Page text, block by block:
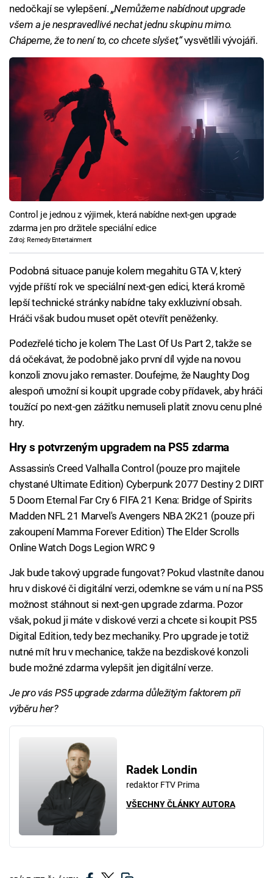
nedočkají se vylepšení. „Nemůžeme nabídnout upgrade
všem a je nespravedlivé nechat jednu skupinu mimo.
Chápeme, že to není to, co chcete slyšet,“vysvětlili vývojáři.
Control je jednou z výjimek, která nabídne next-gen upgrade
zdarma jen pro držitele speciální edice
Zdroj: Remedy Entertainment
Podobná situace panuje kolem megahitu GTA V, který
vyjde příští rok ve speciální next-gen edici, která kromě
lepší technické stránky nabídne taky exkluzivní obsah.
Hráči však budou muset opět otevřít peněženky.
Podezřelé ticho je kolem The Last Of Us Part 2, takže se
dá očekávat, že podobně jako první díl vyjde na novou
konzoli znovu jako remaster. Doufejme, že Naughty Dog
alespoň umožní si koupit upgrade coby přídavek, aby hráči
toužící po next-gen zážitku nemuseli platit znovu cenu plné
hry.
Hry s potvrzeným upgradem na PS5 zdarma
Assassin's Creed Valhalla Control (pouze pro majitele
chystané Ultimate Edition) Cyberpunk 2077 Destiny 2 DIRT
5 Doom Eternal Far Cry 6 FIFA 21 Kena: Bridge of Spirits
Madden NFL 21 Marvel's Avengers NBA 2K21 (pouze při
zakoupení Mamma Forever Edition) The Elder Scrolls
Online Watch Dogs Legion WRC 9
Jak bude takový upgrade fungovat? Pokud vlastníte danou
hru v diskové či digitální verzi, odemkne se vám u ní na PS5
možnost stáhnout si next-gen upgrade zdarma. Pozor
však, pokud ji máte v diskové verzi a chcete si koupit PS5
Digital Edition, tedy bez mechaniky. Pro upgrade je totiž
nutné mít hru v mechanice, takže na bezdiskové konzoli
bude možné zdarma vylepšit jen digitální verze.
Je pro vás PS5 upgrade zdarma důležitým faktorem při
výběru her?
Radek Londin
redaktor FTV Prima
VŠECHNY ČLÁNKY AUTORA